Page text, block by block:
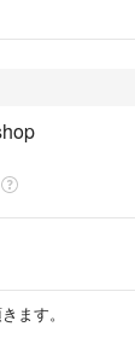
トール済み
駆動
試用版
ーーーーーー
3HD
ます。